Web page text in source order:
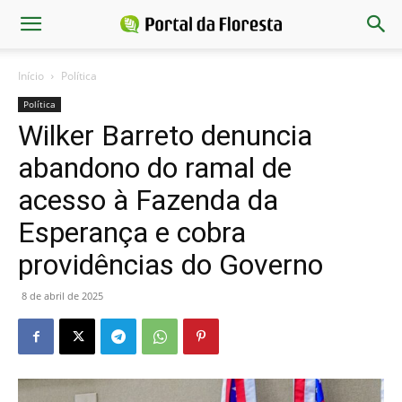
Início Política
Política
Wilker Barreto denuncia
abandono do ramal de
acesso à Fazenda da
Esperança e cobra
providências do Governo
8 de abril de 2025